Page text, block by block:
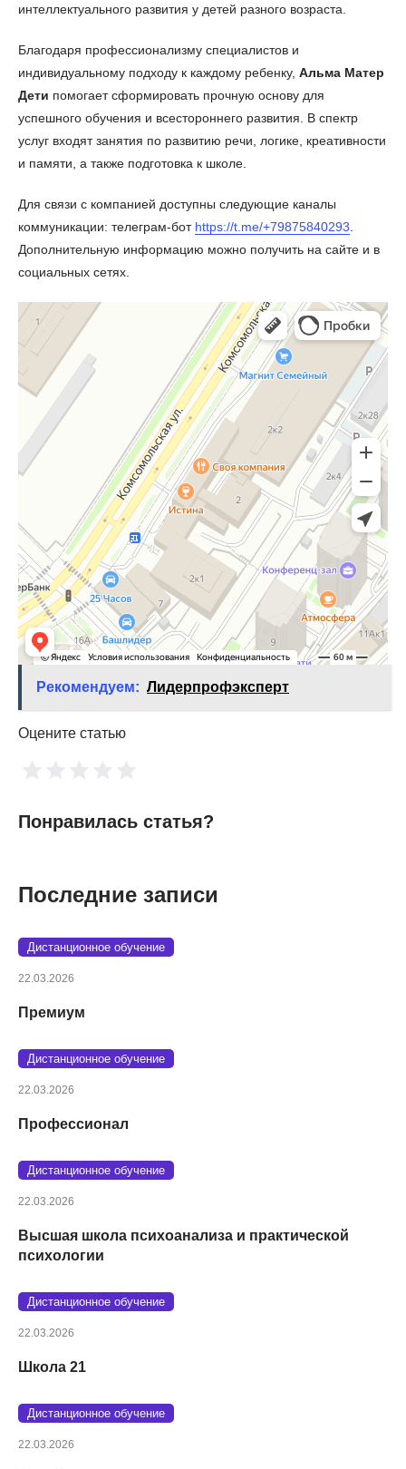
интеллектуального развития у детей разного возраста.
Благодаря профессионализму специалистов и
индивидуальному подходу к каждому ребенку, Альма Матер
Дети помогает сформировать прочную основу для
успешного обучения и всестороннего развития. В спектр
услуг входят занятия по развитию речи, логике, креативности
и памяти, а также подготовка к школе.
Для связи с компанией доступны следующие каналы
коммуникации: телеграм-бот https://t.me/+79875840293
Дополнительную информацию можно получить на сайте и в
социальных сетях.
Рекомендуем: Лидерпрофэксперт
Оцените статью
Понравилась статья?
Последние записи
Дистанционное обучение
22.03.2026
Премиум
Дистанционное обучение
22.03.2026
Профессионал
Дистанционное обучение
22.03.2026
Высшая школа психоанализа и практической
психологии
Дистанционное обучение
22.03.2026
Школа 21
Дистанционное обучение
22.03.2026